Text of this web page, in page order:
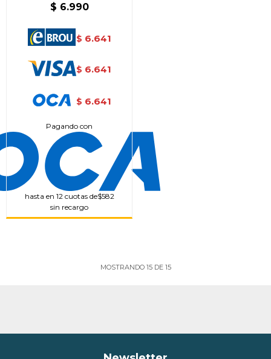
$ 6.990
$ 6.641
$ 6.641
$ 6.641
Pagando con
hasta en 12 cuotas de$582
sin recargo
MOSTRANDO 15DE 15